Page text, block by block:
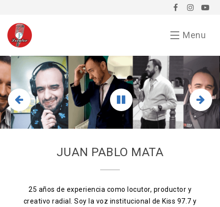
Menu
Inicio
Demo
Chavorrucadas
JUAN PABLO MATA
25 años de experiencia como locutor, productor y
creativo radial. Soy la voz institucional de Kiss 97.7 y